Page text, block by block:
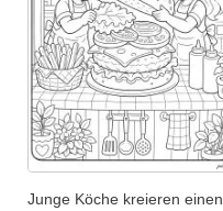
Junge Köche kreieren einen